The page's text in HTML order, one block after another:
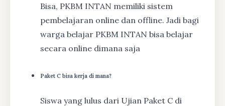
Bisa, PKBM INTAN memiliki sistem
pembelajaran online dan offline. Jadi bagi
warga belajar PKBM INTAN bisa belajar
secara online dimana saja
Paket C bisa kerja di mana?
Siswa yang lulus dari Ujian Paket C di